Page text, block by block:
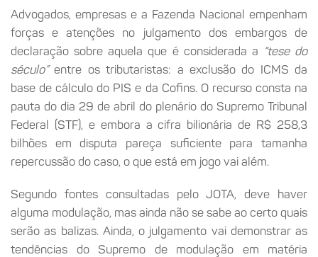
Advogados, empresas e a Fazenda Nacional empenham
forças e atenções no julgamento dos embargos de
declaração sobre aquela que é considerada a “tese do
século”entre os tributaristas: a exclusão do ICMS da
base de cálculo do PIS e da Cofins. O recurso consta na
pauta do dia 29 de abril do plenário do Supremo Tribunal
Federal (STF), e embora a cifra bilionária de R$ 258,3
bilhões em disputa pareça suficiente para tamanha
repercussão do caso, o que está em jogo vai além.
Segundo fontes consultadas pelo JOTA, deve haver
alguma modulação, mas ainda não se sabe ao certo quais
serão as balizas. Ainda, o julgamento vai demonstrar as
tendências do Supremo de modulação em matéria